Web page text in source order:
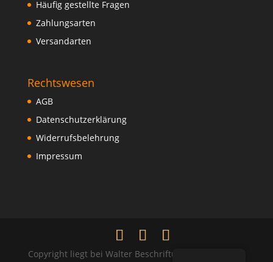
Häufig gestellte Fragen
Zahlungsarten
Versandarten
Rechtswesen
AGB
Datenschutzerklärung
Widerrufsbelehrung
Impressum
Copyright liegt bei Walter Beschriftungen und Verlag